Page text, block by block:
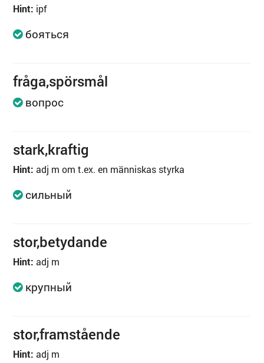
Hint: ipf
бояться
fråga,spörsmål
вопрос
stark,kraftig
Hint: adj m om t.ex. en människas styrka
сильный
stor,betydande
Hint: adj m
крупный
stor,framstående
Hint: adj m